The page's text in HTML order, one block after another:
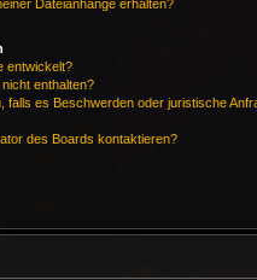
Dateianhänge erhalten?
entwickelt?
enthalten?
falls es Beschwerden oder juristische
des Boards kontaktieren?